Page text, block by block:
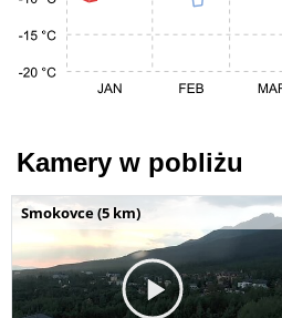
Kamery w pobliżu
Smokovce (5 km)